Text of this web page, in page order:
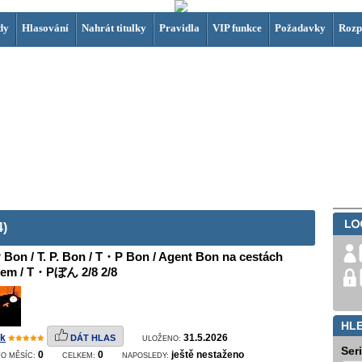
Hlasování Nahrát titulky Pravidla VIP funkce Požadavky
Bon / T. P. Bon / T・P Bon / Agent Bon na cestách
/ T・Pぼん 2/8 2/8
DÁT HLAS ULOŽENO: 31.5.2026
MĚSÍC: 0 CELKEM: 0 NAPOSLEDY: ještě nestaženo